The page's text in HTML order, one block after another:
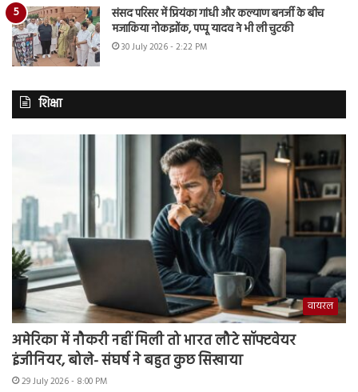
संसद परिसर में प्रियंका गांधी और कल्याण बनर्जी के बीच
मजाकिया नोकझोंक, पप्पू यादव ने भी ली चुटकी
30 July 2026 - 2:22 PM
शिक्षा
वायरल
अमेरिका में नौकरी नहीं मिली तो भारत लौटे सॉफ्टवेयर
इंजीनियर, बोले- संघर्ष ने बहुत कुछ सिखाया
29 July 2026 - 8:00 PM